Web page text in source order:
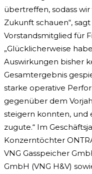
übertreffen, sodass
Zukunft schauen“,
Vorstandsmitglied für
„Glücklicherweise
Auswirkungen bisher
Gesamtergebnis
starke operative
gegenüber dem
steigern konnten, und
zugute.“ Im
Konzerntöchter
VNG Gasspeicher
GmbH (VNG H&V)